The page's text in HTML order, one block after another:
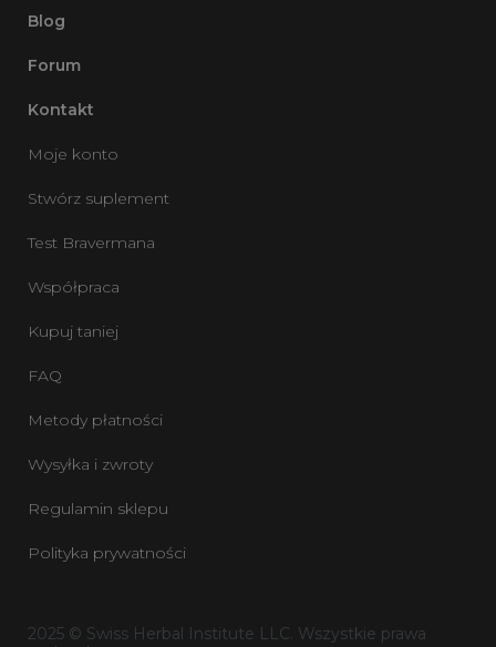
Blog
Forum
Kontakt
Moje konto
Stwórz suplement
Test Bravermana
Współpraca
Kupuj taniej
FAQ
Metody płatności
Wysyłka i zwroty
Regulamin sklepu
Polityka prywatności
2025 © Swiss Herbal Institute LLC. Wszystkie prawa